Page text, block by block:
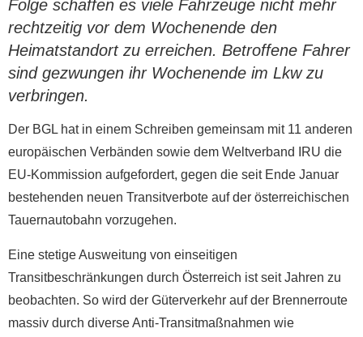
Folge schaffen es viele Fahrzeuge nicht mehr
rechtzeitig vor dem Wochenende den
Heimatstandort zu erreichen. Betroffene Fahrer
sind gezwungen ihr Wochenende im Lkw zu
verbringen.
Der BGL hat in einem Schreiben gemeinsam mit 11 anderen
europäischen Verbänden sowie dem Weltverband IRU die
EU-Kommission aufgefordert, gegen die seit Ende Januar
bestehenden neuen Transitverbote auf der österreichischen
Tauernautobahn vorzugehen.
Eine stetige Ausweitung von einseitigen
Transitbeschränkungen durch Österreich ist seit Jahren zu
beobachten. So wird der Güterverkehr auf der Brennerroute
massiv durch diverse Anti-Transitmaßnahmen wie